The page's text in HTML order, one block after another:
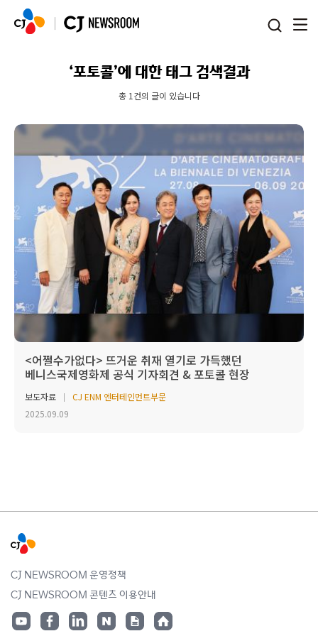
‘포토콜’에 대한 태그 검색결과
총 1건의 글이 있습니다
<어쩔수가없다> 뜨거운 취재 열기로 가득했던
베니스국제영화제 공식 기자회견 & 포토콜 현장
보도자료
CJ ENM 엔터테인먼트부문
2025.09.09
CJ NEWSROOM 운영정책
CJ NEWSROOM 콘텐츠 이용안내